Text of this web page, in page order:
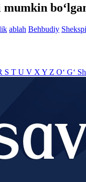
ablah Behbudiy
S T U V X Y Z O‘ G‘ Sh